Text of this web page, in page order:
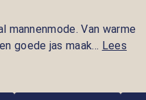
mannenmode. Van warme
goede jas maak... Lees